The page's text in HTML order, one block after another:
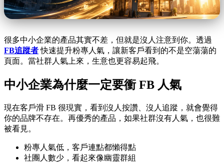
很多中小企業的產品其實不差，但就是沒人注意到你。透過
FB追蹤者快速提升粉專人氣，讓新客戶看到的不是空蕩蕩的
頁面。當社群人氣上來，生意也更容易起飛。
中小企業為什麼一定要衝 FB 人氣
現在客戶滑 FB 很現實，看到沒人按讚、沒人追蹤，就會覺得
你的品牌不存在。再優秀的產品，如果社群沒有人氣，也很難
被看見。
粉專人氣低，客戶連點都懶得點
社團人數少，看起來像幽靈群組